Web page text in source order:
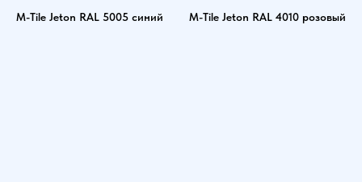
M-Tile Jeton RAL 5005 синий M-Tile Jeton RAL 4010 розовый